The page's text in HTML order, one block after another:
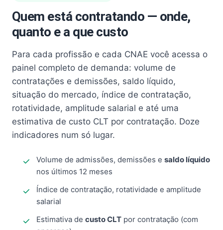
Quem está contratando — onde,
quanto e a que custo
Para cada profissão e cada CNAE você acessa o
painel completo de demanda: volume de
contratações e demissões, saldo líquido,
situação do mercado, índice de contratação,
rotatividade, amplitude salarial e até uma
estimativa de custo CLT por contratação. Doze
indicadores num só lugar.
Volume de admissões, demissões e saldo líquido
nos últimos 12 meses
Índice de contratação, rotatividade e amplitude
salarial
Estimativa de custo CLT por contratação (com